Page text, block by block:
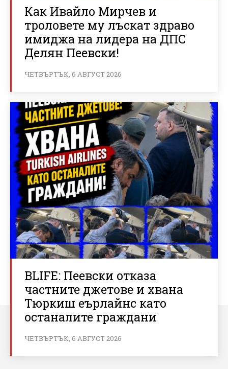
Как Ивайло Мирчев и
троловете му лъскат здраво
имиджа на лидера на ДПС
Делян Пеевски!
ЧЕТВЪРТЪК, 6 АВГУСТ 2026
BLIFE: Пеевски отказа
частните джетове и хвана
Тюркиш еърлайнс като
останалите граждани
ЧЕТВЪРТЪК, 6 АВГУСТ 2026